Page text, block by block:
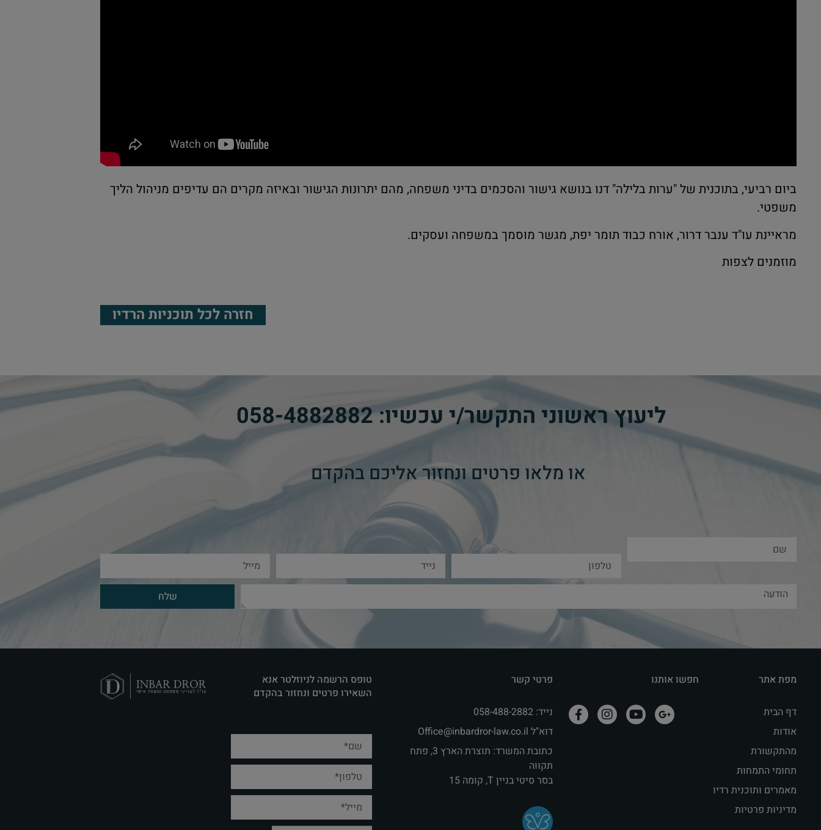
ביום רביעי, בתוכנית של "ערות בלילה" דנו בנושא גישור והסכמים בדיני משפחה, מהם יתרונות הגישור ובאיזה מקרים הם עדיפים מניהול הליך
משפטי.
מראיינת עו"ד ענבר דרור, אורח כבוד תומר יפת, מגשר מוסמך במשפחה ועסקים.
מוזמנים לצפות
חזרה לכל תוכניות הרדיו
ליעוץ ראשוני התקשר/י עכשיו:058-4882882
או מלאו פרטים ונחזור אליכם בהקדם
שלח
מפת אתר
דף הבית
אודות
מהתקשורת
תחומי התמחות
מאמרים ותוכנית רדיו
מדיניות פרטיות
חפשו אותנו פרטי קשר
נייד: 058-488-2882
דוא"ל Office@inbardror-law.co.il‏
כתובת המשרד: תוצרת הארץ 3, פתח
תקווה
בסר סיטי בניין T, קומה 15
טופס הרשמה לניוזלטר אנא
השאירו פרטים ונחזור בהקדם